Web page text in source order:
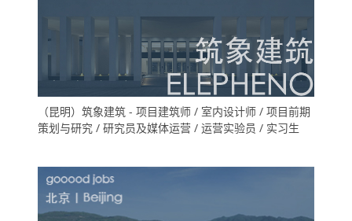
（昆明）筑象建筑 - 项目建筑师 / 室内设计师 / 项目前期
策划与研究 / 研究员及媒体运营 / 运营实验员 / 实习生